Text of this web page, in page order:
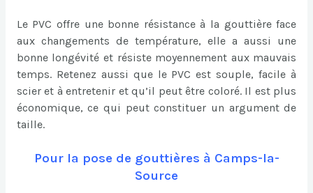
Le PVC offre une bonne résistance à la gouttière face
aux changements de température, elle a aussi une
bonne longévité et résiste moyennement aux mauvais
temps. Retenez aussi que le PVC est souple, facile à
scier et à entretenir et qu’il peut être coloré. Il est plus
économique, ce qui peut constituer un argument de
taille.
Pour la pose de gouttières à Camps-la-
Source